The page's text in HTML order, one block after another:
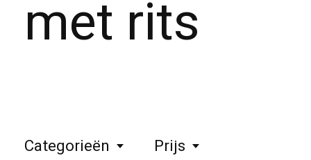
met rits
Categorieën Prijs